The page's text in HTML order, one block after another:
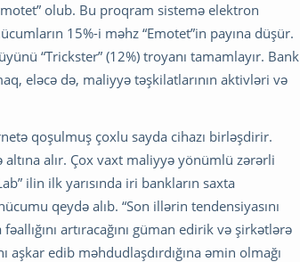
olub. Bu proqram sistemə elektron
15%-i məhz “Emotet”in payına düşür.
“Trickster” (12%) troyanı tamamlayır. Bank
eləcə də, maliyyə təşkilatlarının aktivləri və
qoşulmuş çoxlu sayda cihazı birləşdirir.
alır. Çox vaxt maliyyə yönümlü zərərli
ilin ilk yarısında iri bankların saxta
qeydə alıb. “Son illərin tendensiyasını
artıracağını güman edirik və şirkətlərə
edib məhdudlaşdırdığına əmin olmağı